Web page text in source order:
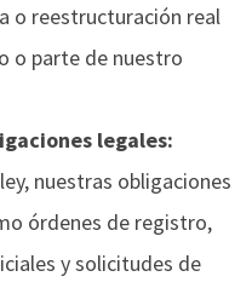
o reestructuración real
o parte de nuestro
legales:
nuestras obligaciones
órdenes de registro,
y solicitudes de